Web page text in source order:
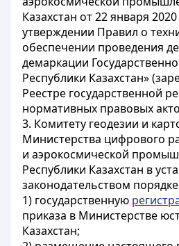
Казахстан от 22 января
утверждении Правил о
обеспечении проведения
демаркации
Республики Казахстан»
Реестре государственной
нормативных правовых
3. Комитету геодезии и
Министерства цифрового
и аэрокосмической
Республики Казахстан в
законодательством
1) государственную
приказа в Министерстве
Казахстан;